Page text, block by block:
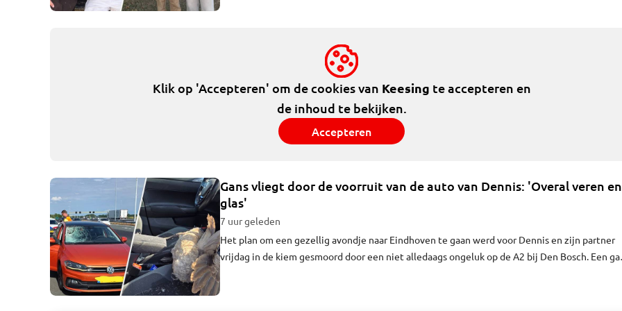
Klik op 'Accepteren' om de cookies van Keesing te accepteren en
de inhoud te bekijken.
Accepteren
Gans vliegt door de voorruit van de auto van Dennis: 'Overal veren en
glas'
7 uur geleden
Het plan om een gezellig avondje naar Eindhoven te gaan werd voor Dennis en zijn partner
vrijdag in de kiem gesmoord door een niet alledaags ongeluk op de A2 bij Den Bosch. Een